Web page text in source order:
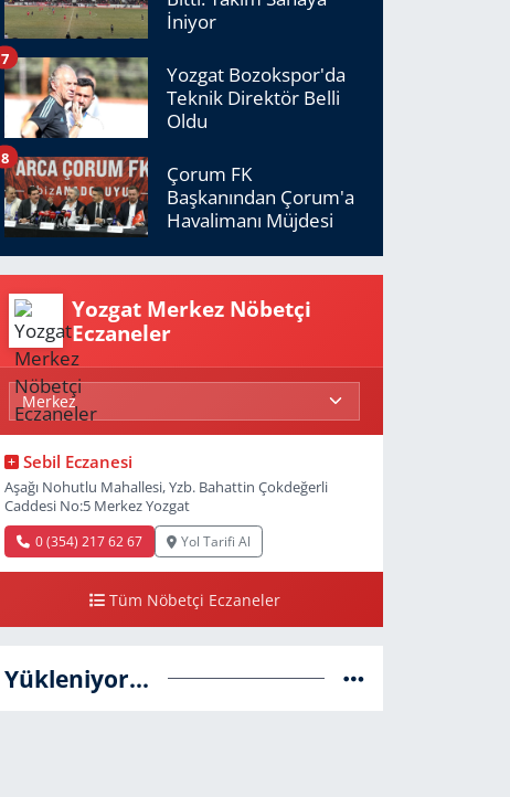
İniyor
Yozgat Bozokspor'da
Teknik Direktör Belli
Oldu
7
Çorum FK
Başkanından Çorum'a
Havalimanı Müjdesi
8
Yozgat Merkez Nöbetçi
Eczaneler
Sebil Eczanesi
Aşağı Nohutlu Mahallesi, Yzb. Bahattin Çokdeğerli
Caddesi No:5 Merkez Yozgat
0 (354) 217 62 67 Yol Tarifi Al
Tüm Nöbetçi Eczaneler
Yükleniyor...